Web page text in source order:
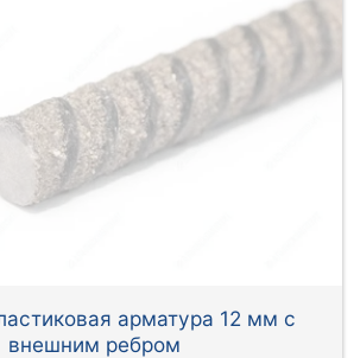
арматура 12 мм с
внешним ребром